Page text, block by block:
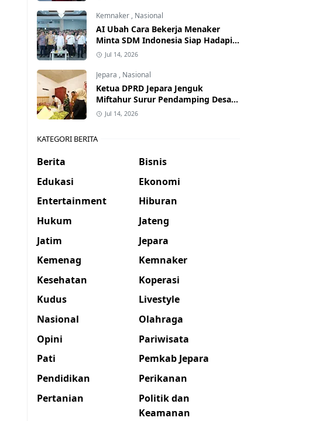
Kemnaker , Nasional
AI Ubah Cara Bekerja Menaker
Minta SDM Indonesia Siap Hadapi
Dunia Kerja Baru
Jul 14, 2026
Jepara , Nasional
Ketua DPRD Jepara Jenguk
Miftahur Surur Pendamping Desa
yang Sakit
Jul 14, 2026
KATEGORI BERITA
Berita
Bisnis
Edukasi
Ekonomi
Entertainment
Hiburan
Hukum
Jateng
Jatim
Jepara
Kemenag
Kemnaker
Kesehatan
Koperasi
Kudus
Livestyle
Nasional
Olahraga
Opini
Pariwisata
Pati
Pemkab Jepara
Pendidikan
Perikanan
Pertanian
Politik dan
Keamanan